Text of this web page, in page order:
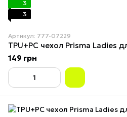
3
3
Артикул: 777-07229
149 грн